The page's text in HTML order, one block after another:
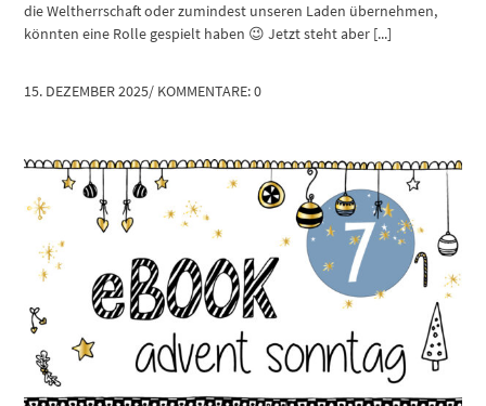
die Weltherrschaft oder zumindest unseren Laden übernehmen,
könnten eine Rolle gespielt haben 😉 Jetzt steht aber [...]
15. DEZEMBER 2025/ KOMMENTARE: 0